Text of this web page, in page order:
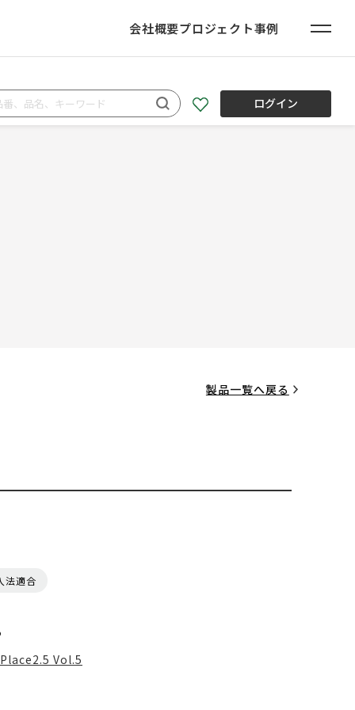
会社概要プロジェクト事例
ログイン
製品一覧へ戻る
法適合
Place2.5 Vol.5